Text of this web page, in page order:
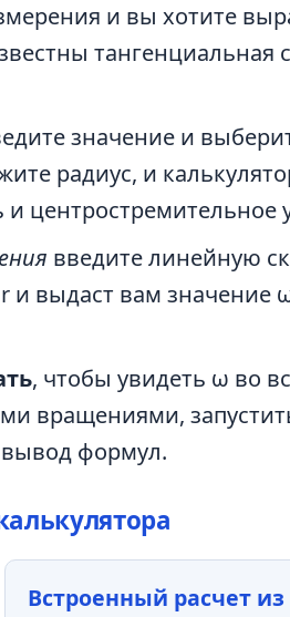
и вы хотите
тангенциальная
значение и
радиус, и
центростремительное
введите линейную
выдаст вам значение
, чтобы увидеть ω во
вращениями,
формул.
Встроенный расчет из